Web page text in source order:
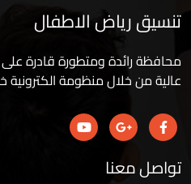
تنسيق رياض الاطفال
محافظة رائدة ومتطورة قادرة
عالية من خلال منظومة الكترونية
تواصل معنا